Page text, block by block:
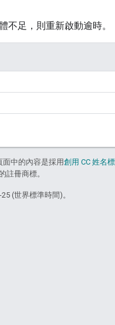
不足，則重新啟動逾時。
中的內容是採用創用 CC 姓名
註冊商標。
(世界標準時間)。